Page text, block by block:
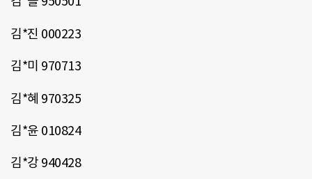
김*진 000223
김*미 970713
김*혜 970325
김*윤 010824
김*강 940428